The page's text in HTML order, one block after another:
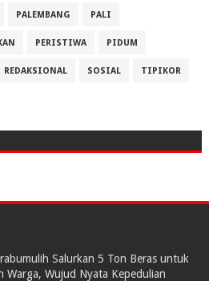
PALEMBANG PALI
PERISTIWA PIDUM
REDAKSIONAL SOSIAL TIPIKOR
Salurkan 5 Ton Beras untuk
Warga, Wujud Nyata Kepedulian